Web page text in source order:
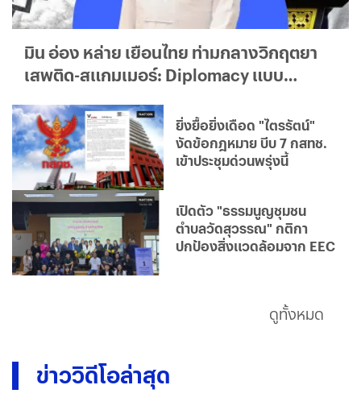
มิน อ่อง หล่าย เยือนไทย ท่ามกลางวิกฤตยา
เสพติด-สแกมเมอร์: Diplomacy แบบ
ยิ่งยื้อยิ่งเดือด "ไตรรัตน์"
งัดข้อกฎหมาย บีบ 7 กสทช.
เข้าประชุมด่วนพรุ่งนี้
เปิดตัว "ธรรมนูญชุมชน
ตำบลวัดสุวรรณ" กติกา
ปกป้องสิ่งแวดล้อมจาก EEC
ดูทั้งหมด
ข่าววิดีโอล่าสุด